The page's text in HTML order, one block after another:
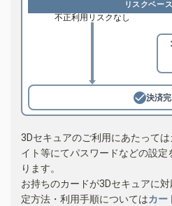
リスクベー
不正利用リスクなし
決済
3Dセキュアのご利用にあたって
イト等にてパスワードなどの設
ります。
お持ちのカードが3Dセキュアに
定方法・利用手順についてはカー